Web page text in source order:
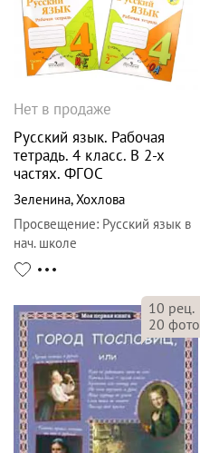
Нет в продаже
Русский язык. Рабочая
тетрадь. 4 класс. В 2-х
частях. ФГОС
Зеленина,Хохлова
Просвещение: Русский язык в
нач. школе
10 рец.
20 фото